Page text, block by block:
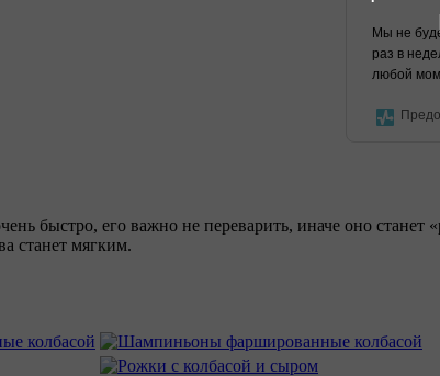
Мы не
раз в
любой
быстро, его важно не переварить, иначе оно
станет мягким.
колбасой